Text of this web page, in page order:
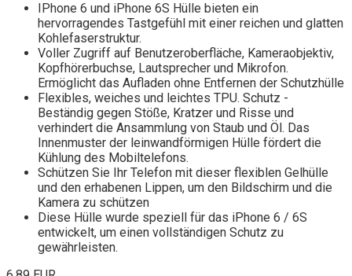
IPhone 6 und iPhone 6S Hülle bieten ein
hervorragendes Tastgefühl mit einer reichen und glatten
Kohlefaserstruktur.
Voller Zugriff auf Benutzeroberfläche, Kameraobjektiv,
Kopfhörerbuchse, Lautsprecher und Mikrofon.
Ermöglicht das Aufladen ohne Entfernen der Schutzhülle
Flexibles, weiches und leichtes TPU. Schutz -
Beständig gegen Stöße, Kratzer und Risse und
verhindert die Ansammlung von Staub und Öl. Das
Innenmuster der leinwandförmigen Hülle fördert die
Kühlung des Mobiltelefons.
Schützen Sie Ihr Telefon mit dieser flexiblen Gelhülle
und den erhabenen Lippen, um den Bildschirm und die
Kamera zu schützen
Diese Hülle wurde speziell für das iPhone 6 / 6S
entwickelt, um einen vollständigen Schutz zu
gewährleisten.